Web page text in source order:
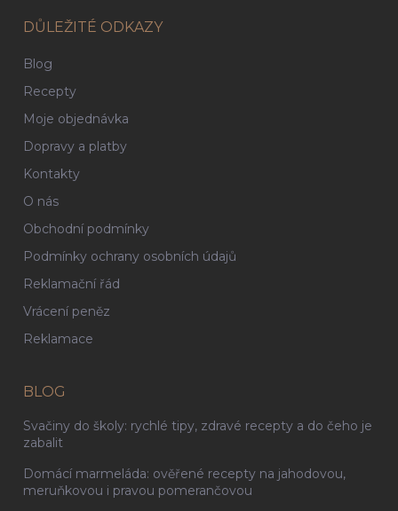
DŮLEŽITÉ ODKAZY
Blog
Recepty
Moje objednávka
Dopravy a platby
Kontakty
O nás
Obchodní podmínky
Podmínky ochrany osobních údajů
Reklamační řád
Vrácení peněz
Reklamace
BLOG
Svačiny do školy: rychlé tipy, zdravé recepty a do čeho je
zabalit
Domácí marmeláda: ověřené recepty na jahodovou,
meruňkovou i pravou pomerančovou